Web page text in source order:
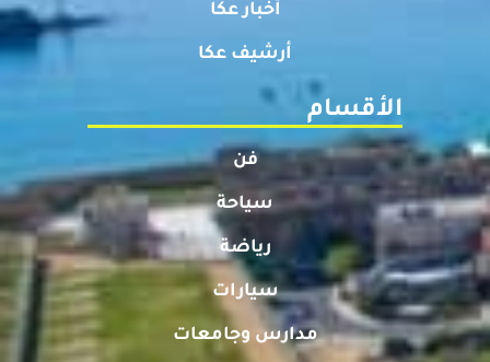
أخبار عكا
أرشيف عكا
الأقسام
فن
سياحة
رياضة
سيارات
مدارس وجامعات